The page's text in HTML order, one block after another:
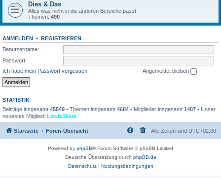
Dies & Das
Alles was nicht in die anderen Bereiche passt
Themen: 490
ANMELDEN • REGISTRIEREN
Benutzername:
Passwort:
Ich habe mein Passwort vergessen
Angemeldet bleiben
STATISTIK
Beiträge insgesamt 45549 • Themen insgesamt 4684 • Mitglieder insgesamt 1407 • Unser
neuestes Mitglied: LewisSkera
Startseite Foren-Übersicht Alle Zeiten sind UTC+02:00
Powered by phpBB® Forum Software © phpBB Limited
Deutsche Übersetzung durch phpBB.de
Datenschutz| Nutzungsbedingungen